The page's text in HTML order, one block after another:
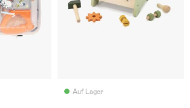
Auf Lager